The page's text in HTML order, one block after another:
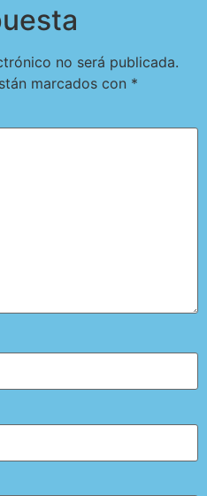
no será publicada.
marcados con *